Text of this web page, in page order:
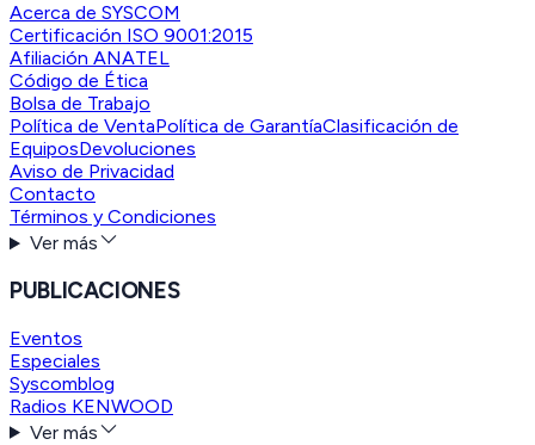
Acerca de SYSCOM
Certificación ISO 9001:2015
Afiliación ANATEL
Código de Ética
Bolsa de Trabajo
Política de VentaPolítica de GarantíaClasificación de
EquiposDevoluciones
Aviso de Privacidad
Contacto
Términos y Condiciones
Ver más
PUBLICACIONES
Eventos
Especiales
Syscomblog
Radios KENWOOD
Ver más